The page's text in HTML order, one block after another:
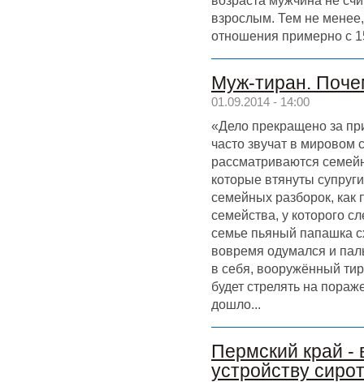
взрослым. Тем не
отношения примерно с
Муж-тиран.
01.09.2014 - 14:00
«Дело прекращено за
часто звучат в мировом
рассматриваются
которые втянуты
семейных разборок, как
семейства, у которого
семье пьяный папашка
вовремя одумался и
в себя, вооружённый
будет стрелять на
дошло...
Пермский край -
устройству